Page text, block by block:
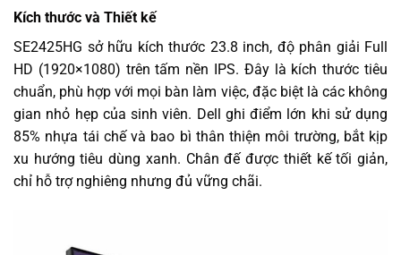
Kích thước và Thiết kế
SE2425HG sở hữu kích thước 23.8 inch, độ phân giải Full
HD (1920×1080) trên tấm nền IPS. Đây là kích thước tiêu
chuẩn, phù hợp với mọi bàn làm việc, đặc biệt là các không
gian nhỏ hẹp của sinh viên. Dell ghi điểm lớn khi sử dụng
85% nhựa tái chế và bao bì thân thiện môi trường, bắt kịp
xu hướng tiêu dùng xanh. Chân đế được thiết kế tối giản,
chỉ hỗ trợ nghiêng nhưng đủ vững chãi.